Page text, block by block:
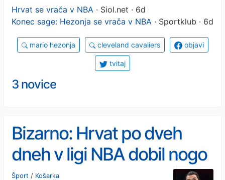
Hrvat se vrača v NBA · Siol.net · 6d
Konec sage: Hezonja se vrača v NBA · Sportklub · 6d
mario hezonja cleveland cavaliers objavi
tvitaj
3 novice
Bizarno: Hrvat po dveh
dneh v ligi NBA dobil nogo
Šport / Košarka